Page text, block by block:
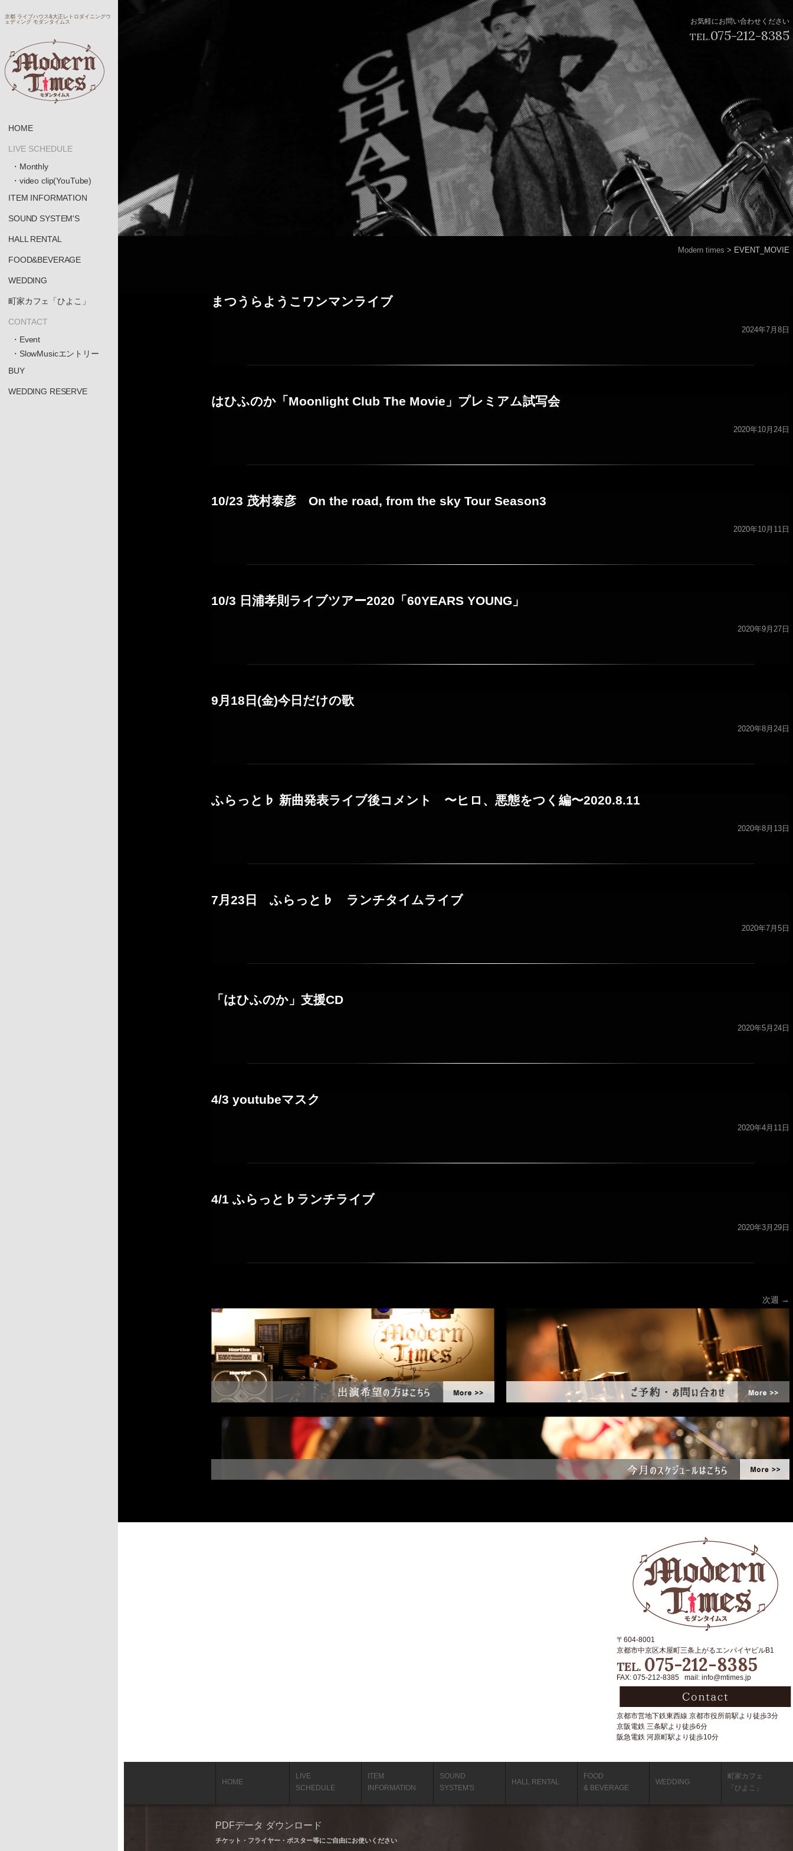
お気軽にお問い合わせください
TEL.075-212-8385
Modern times > EVENT_MOVIE
京都 ライブハウス&大正レトロダイニングウ
ェディング モダンタイムス
HOME
LIVE SCHEDULE
・Monthly
・video clip(YouTube)
ITEM INFORMATION
SOUND SYSTEM'S
HALL RENTAL
FOOD&BEVERAGE
WEDDING
町家カフェ「ひよこ」
CONTACT
・Event
・SlowMusicエントリー
BUY
WEDDING RESERVE
まつうらようこワンマンライブ
2024年7月8日
はひふのか「Moonlight Club The Movie」プレミアム試写会
2020年10月24日
10/23 茂村泰彦 On the road, from the sky Tour Season3
2020年10月11日
10/3 日浦孝則ライブツアー2020「60YEARS YOUNG」
2020年9月27日
9月18日(金)今日だけの歌
2020年8月24日
ふらっと♭ 新曲発表ライブ後コメント 〜ヒロ、悪態をつく編〜2020.8.11
2020年8月13日
7月23日 ふらっと♭ ランチタイムライブ
2020年7月5日
「はひふのか」支援CD
2020年5月24日
4/3 youtubeマスク
2020年4月11日
4/1 ふらっと♭ランチライブ
2020年3月29日
次週 →
〒604-8001
京都市中京区木屋町三条上がるエンパイヤビルB1
TEL. 075-212-8385
FAX: 075-212-8385 mail: info@mtimes.jp
京都市営地下鉄東西線 京都市役所前駅より徒歩3分
京阪電鉄 三条駅より徒歩6分
阪急電鉄 河原町駅より徒歩10分
HOME
LIVE
SCHEDULE
ITEM
INFORMATION
SOUND
SYSTEM'S
HALL RENTAL
FOOD
& BEVERAGE
WEDDING
町家カフェ
「ひよこ」
PDFデータ ダウンロード
チケット・フライヤー・ポスター等にご自由にお使いください